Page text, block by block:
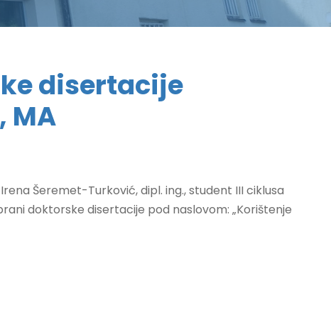
disertacije
MA
Irena Šeremet-Turković, dipl. ing., student III ciklusa
doktorske disertacije pod naslovom: „Korištenje